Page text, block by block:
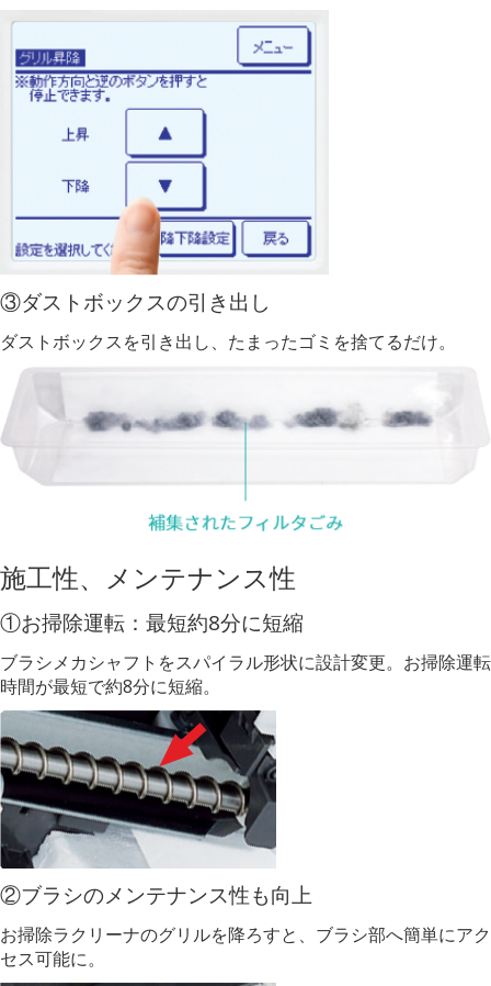
③ダストボックスの引き出し
ダストボックスを引き出し、たまったゴミを捨てるだけ。
施工性、メンテナンス性
①お掃除運転：最短約8分に短縮
ブラシメカシャフトをスパイラル形状に設計変更。お掃除運転
時間が最短で約8分に短縮。
②ブラシのメンテナンス性も向上
お掃除ラクリーナのグリルを降ろすと、ブラシ部へ簡単にアク
セス可能に。